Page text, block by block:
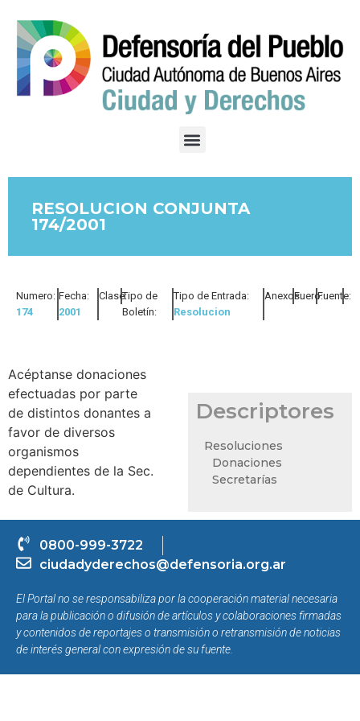
RESOLUCION CONJUNTA
174/2001
Numero:
174
Fecha:
2001
Clase:Tipo de
Boletín:
Tipo de Entrada:
Resolucion
Anexos:Fuero:Fuente:
Acéptanse donaciones
efectuadas por parte
de distintos donantes a
favor de diversos
organismos
dependientes de la Sec.
de Cultura.
Descriptores
Resoluciones
Donaciones
Secretarías
0800-999-3722
ciudadyderechos@defensoria.org.ar
El Portal no se responsabiliza por la cooperación material necesaria
para la publicación o difusión de artículos y colaboraciones firmadas
y contenidos de reportajes o transmisión o retransmisión de noticias
de interés general con expresión de su fuente.